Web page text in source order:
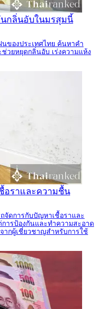
กลิ่นอับในมรสุมนี้
ของประเทศไทย ค้นหาคำ
วยหยุดกลิ่นอับ เร่งความแห้ง
อราและความชื้น
จัดการกับปัญหาเชื้อราและ
ารป้องกันและทำความสะอาด
ากผู้เชี่ยวชาญสำหรับการใช้